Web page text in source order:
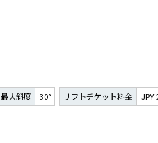
最大斜度 30° リフトチケット料金 JPY